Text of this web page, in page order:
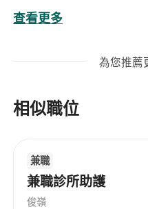
簡易身體檢測（幾項
基本醫設備使用
General
健談有禮
查看更多
為您推薦
相似職位
兼職
兼職診所助護
俊嶺